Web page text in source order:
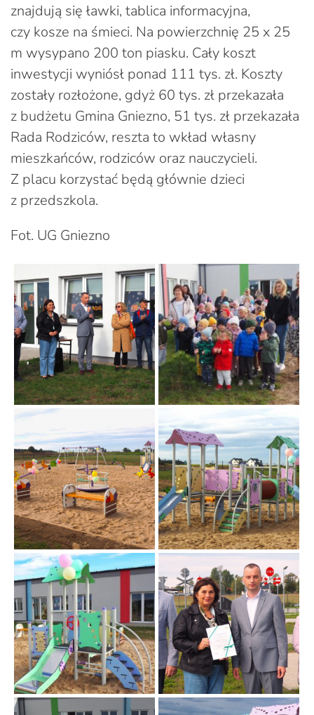
znajdują się ławki, tablica informacyjna,
czy kosze na śmieci. Na powierzchnię 25 x 25
m wysypano 200 ton piasku. Cały koszt
inwestycji wyniósł ponad 111 tys. zł. Koszty
zostały rozłożone, gdyż 60 tys. zł przekazała
z budżetu Gmina Gniezno, 51 tys. zł przekazała
Rada Rodziców, reszta to wkład własny
mieszkańców, rodziców oraz nauczycieli.
Z placu korzystać będą głównie dzieci
z przedszkola.
Fot. UG Gniezno